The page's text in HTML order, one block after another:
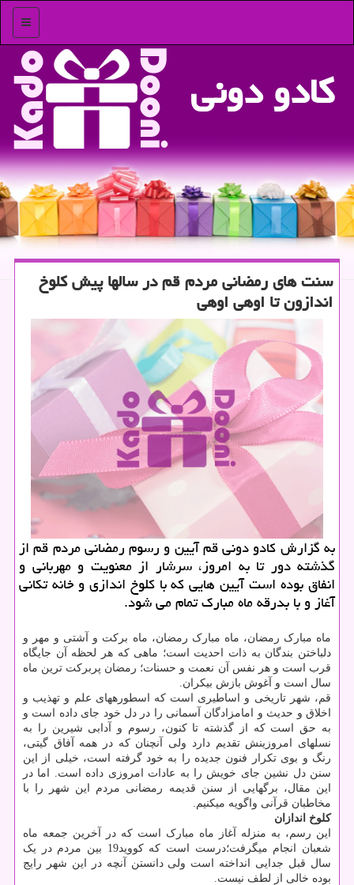
منو
كادو دونی
سنت های رمضانی مردم قم در سالها پیش كلوخ
اندازون تا اوهی اوهی
به گزارش کادو دونی قم آیین و رسوم رمضانی مردم قم از
گذشته دور تا به امروز، سرشار از معنویت و مهربانی و
انفاق بوده است آیین هایی که با کلوخ اندازی و خانه تکانی
آغاز و با بدرقه ماه مبارک تمام می شود.
ماه مبارک رمضان، ماه مبارک رمضان، ماه برکت و آشتی و مهر و
دلباختن بندگان به ذات احدیت است؛ ماهی که هر لحظه آن جایگاه
قرب است و هر نفس آن نعمت و حسنات؛ رمضان پربرکت ترین ماه
سال است و آغوش بازش بیکران.
قم، شهر تاریخی و اساطیری است که اسطوره‎های علم و تهذیب و
اخلاق و حدیث و امامزادگان آسمانی را در دل خود جای داده است و
به حق است که از گذشته تا کنون، رسوم و آدابی شیرین را به
نسل‎های امروزینش تقدیم دارد ولی آنچنان که در همه آفاق گیتی،
رنگ و بوی تکرار فنون جدیده را به خود گرفته است، خیلی از این
سنن دل نشین جای خویش را به عادات امروزی داده است. اما در
این مقال، برگ‎هایی از سنن قدیمه رمضانی مردم این شهر را با
مخاطبان قرآنی واگویه می‎کنیم.
کلوخ اندازان
این رسم، به منزله آغاز ماه مبارک است که در آخرین جمعه ماه
شعبان انجام می‎گرفت؛درست است که کووید19 بین مردم در یک
سال قبل جدایی انداخته است ولی دانستن آنچه در این شهر رایج
بوده خالی از لطف نیست.